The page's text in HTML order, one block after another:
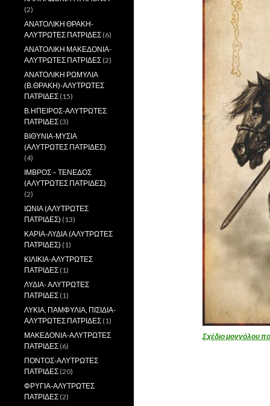
Σχέδιο μογγόλου
(2)
ΑΝΑΤΟΛΙΚΗ ΘΡΑΚΗ-
ΑΛΥΤΡΩΤΕΣ ΠΑΤΡΙΔΕΣ (6)
ΑΝΑΤΟΛΙΚΗ ΜΑΚΕΔΟΝΙΑ-
ΑΛΥΤΡΩΤΕΣ ΠΑΤΡΙΔΕΣ (2)
ΑΝΑΤΟΛΙΚΗ ΡΩΜΥΛΙΑ
(Β.ΘΡΑΚΗ)-ΑΛΥΤΡΩΤΕΣ
ΠΑΤΡΙΔΕΣ (15)
Β.ΗΠΕΙΡΟΣ-ΑΛΥΤΡΩΤΕΣ
ΠΑΤΡΙΔΕΣ (3)
ΒΙΘΥΝΙΑ-ΜΥΣΙΑ
(ΑΛΥΤΡΩΤΕΣ ΠΑΤΡΙΔΕΣ)
(4)
ΙΜΒΡΟΣ – ΤΕΝΕΔΟΣ
(ΑΛΥΤΡΩΤΕΣ ΠΑΤΡΙΔΕΣ)
(2)
ΙΩΝΙΑ (ΑΛΥΤΡΩΤΕΣ
ΠΑΤΡΙΔΕΣ) (13)
ΚΑΡΙΑ-ΛΥΔΙΑ (ΑΛΥΤΡΩΤΕΣ
ΠΑΤΡΙΔΕΣ) (1)
ΚΙΛΙΚΙΑ-ΑΛΥΤΡΩΤΕΣ
ΠΑΤΡΙΔΕΣ (1)
ΛΥΔΙΑ- ΑΛΥΤΡΩΤΕΣ
ΠΑΤΡΙΔΕΣ (1)
ΛΥΚΙΑ, ΠΑΜΦΥΛΙΑ, ΠΙΣΙΔΙΑ-
ΑΛΥΤΡΩΤΕΣ ΠΑΤΡΙΔΕΣ (1)
ΜΑΚΕΔΟΝΙΑ-ΑΛΥΤΡΩΤΕΣ
ΠΑΤΡΙΔΕΣ (6)
ΠΟΝΤΟΣ-ΑΛΥΤΡΩΤΕΣ
ΠΑΤΡΙΔΕΣ (20)
ΦΡΥΓΙΑ-ΑΛΥΤΡΩΤΕΣ
ΠΑΤΡΙΔΕΣ (2)